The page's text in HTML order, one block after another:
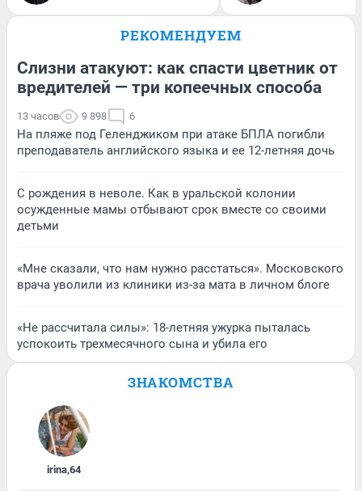
РЕКОМЕНДУЕМ
Слизни атакуют: как спасти цветник от
вредителей — три копеечных способа
13 часов 9 898 6
На пляже под Геленджиком при атаке БПЛА погибли
преподаватель английского языка и ее 12-летняя дочь
С рождения в неволе. Как в уральской колонии
осужденные мамы отбывают срок вместе со своими
детьми
«Мне сказали, что нам нужно расстаться». Московского
врача уволили из клиники из-за мата в личном блоге
«Не рассчитала силы»: 18-летняя ужурка пыталась
успокоить трехмесячного сына и убила его
ЗНАКОМСТВА
irina,64